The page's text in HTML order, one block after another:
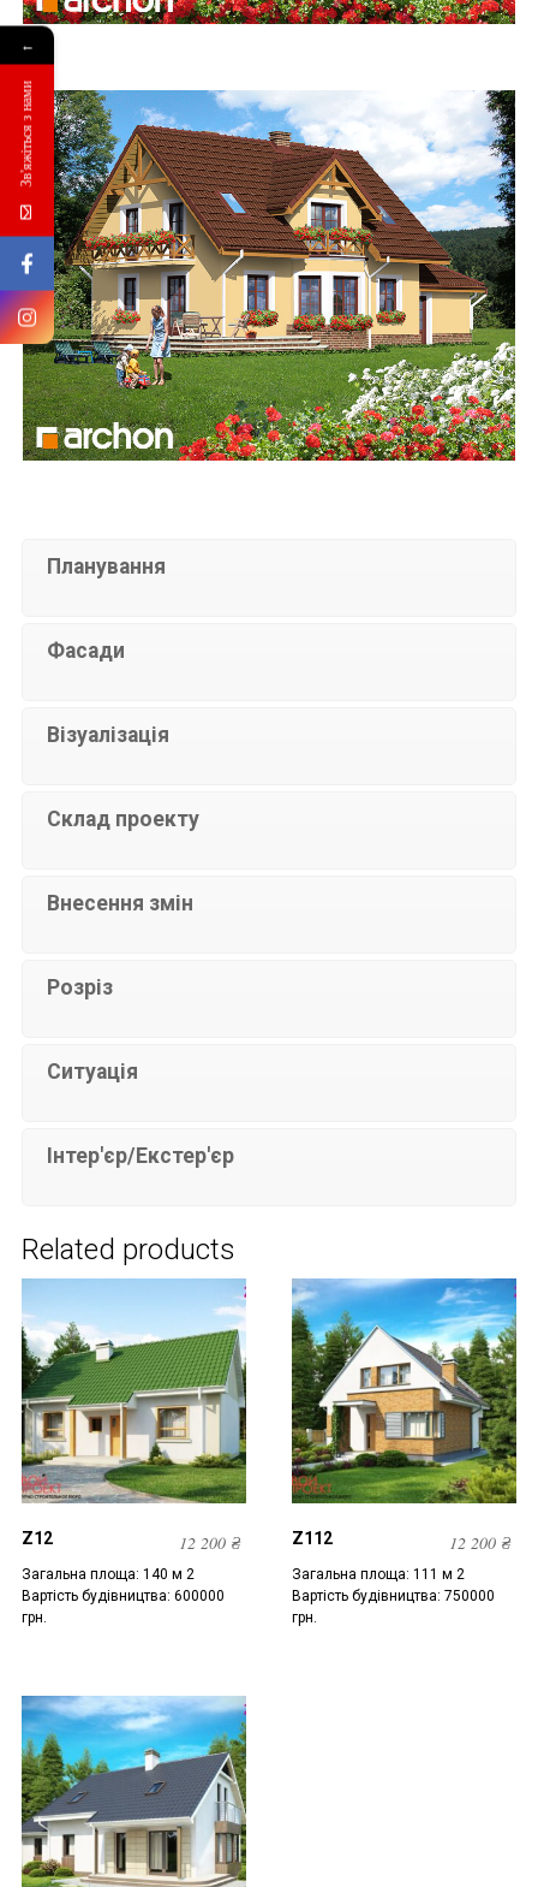
Планування
Фасади
Візуалізація
Склад проекту
Внесення змін
Розріз
Ситуація
Інтер'єр/Екстер'єр
Related products
Z12 12 200₴
Загальна площа: 140 м 2
Вартість будівництва: 600000
грн.
Z112 12 200 ₴
Загальна площа: 111 м 2
Вартість будівництва: 750000
грн.
←
Зв'яжіться з нами